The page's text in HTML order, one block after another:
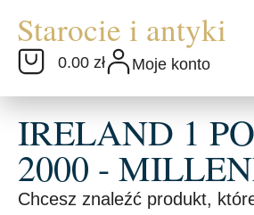
0.00 zł Moje konto
IRELAND 1
2000 -
Chcesz znaleźć produkt,